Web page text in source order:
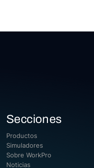
Secciones
Productos
Simuladores
Sobre WorkPro
Noticias